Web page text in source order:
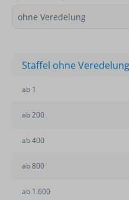
Staffel ohne Veredelung
ab 1
ab200
ab400
ab800
ab 1.600